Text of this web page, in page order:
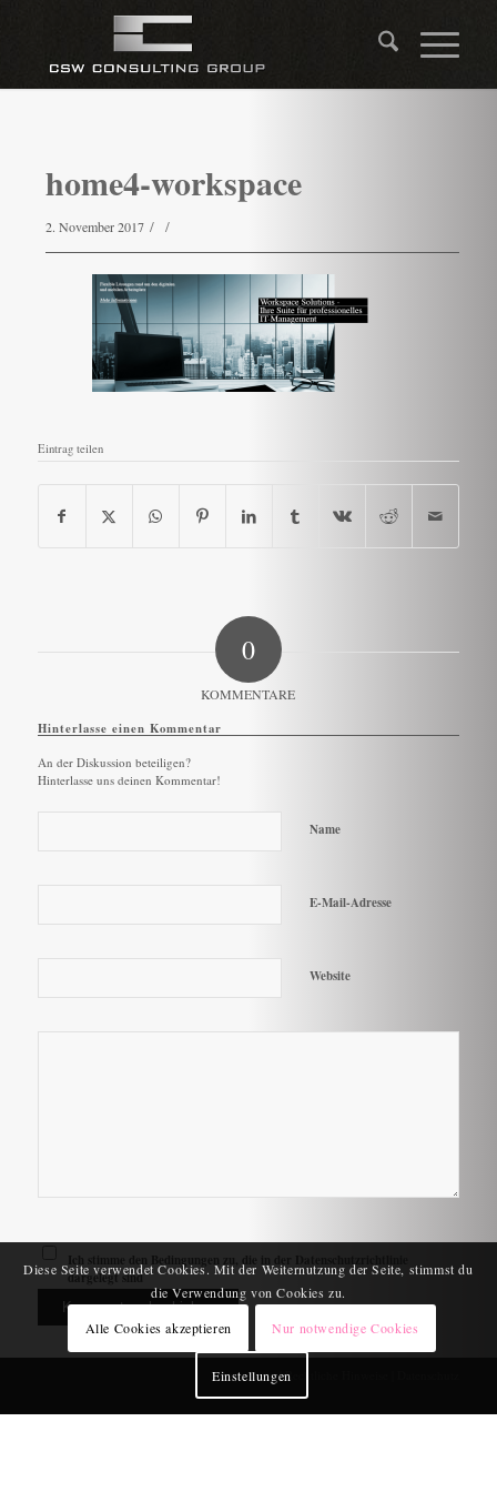
home4-workspace
2. November 2017 / /
Eintrag teilen
0
KOMMENTARE
Hinterlasse einen Kommentar
An der Diskussion beteiligen?
Hinterlasse uns deinen Kommentar!
Name
E-Mail-Adresse
Website
Ich stimme den Bedingungen zu, die in der
dargelegt sind
Impressum|Rechtliche Hinweise
Diese Seite verwendet Cookies. Mit der Weiternutzung der Seite, stimmst du
die Verwendung von Cookies zu.
Alle Cookies akzeptieren Nur notwendige Cookies
Einstellungen